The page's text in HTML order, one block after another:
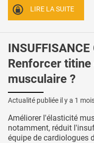
LIRE LA SUITE
INSUFFISANCE
Renforcer titine
musculaire ?
Actualité publiée il y a 1
Améliorer l'élasticité
notamment, réduit
équipe de cardiologues